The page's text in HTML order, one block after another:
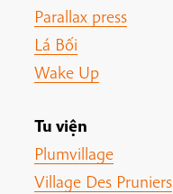
Parallax press
Lá Bối
Wake Up
Tu viện
Plumvillage
Village Des Pruniers